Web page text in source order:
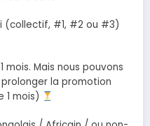
(collectif, #1, #2 ou #3)
Mais nous pouvons
la promotion
1 mois)